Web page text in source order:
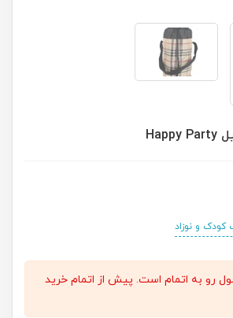
و نوزاد
رو به اتمام است. پیش از اتمام خرید